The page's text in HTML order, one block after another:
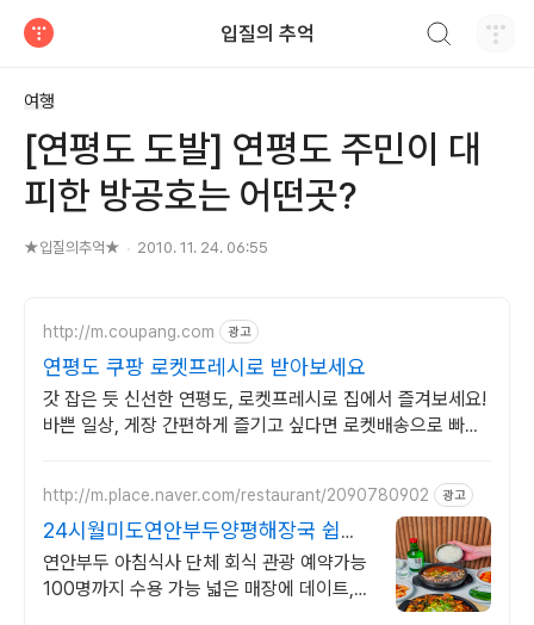
입질의 추억
여행
[연평도 도발] 연평도 주민이 대
피한 방공호는 어떤곳?
★입질의추억★ 2010. 11. 24. 06:55
http://m.coupang.com 광고
연평도 쿠팡 로켓프레시로 받아보세요
갓 잡은 듯 신선한 연평도, 로켓프레시로 집에서 즐겨보세요!
바쁜 일상, 게장 간편하게 즐기고 싶다면 로켓배송으로 빠르
http://m.place.naver.com/restaurant/2090780902 광고
24시월미도연안부두양평해장국 쉽고
빠른 네이버 예약!
연안부두 아침식사 단체 회식 관광 예약가능
100명까지 수용 가능 넓은 매장에 데이트,